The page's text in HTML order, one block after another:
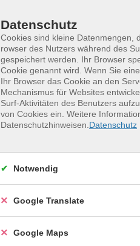
16,00 €
Thailight
62F30501
Datenschutz
Cookies sind kleine Datenmengen,
rowser des Nutzers während des
gespeichert werden. Ihr Browser
Cookie genannt wird. Wenn Sie
Ihr Browser das Cookie an den
Mechanismus für Websites
Surf-Aktivitäten des Benutzers
von Cookies ein. Weitere
Datenschutzhinweisen. Datenschutz
Notwendig
Google Translate
Google Maps